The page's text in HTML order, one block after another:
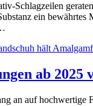
Schlagzeilen
ein bewährtes
ab 2025
an auf hochwertige